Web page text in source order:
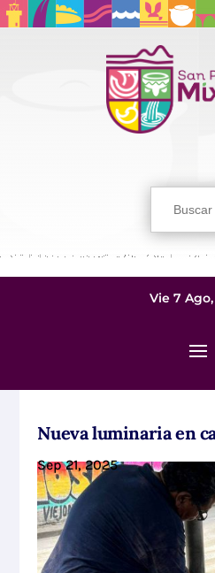
Buscar:
Vie 7
Nueva luminaria en
Sep 21, 2025